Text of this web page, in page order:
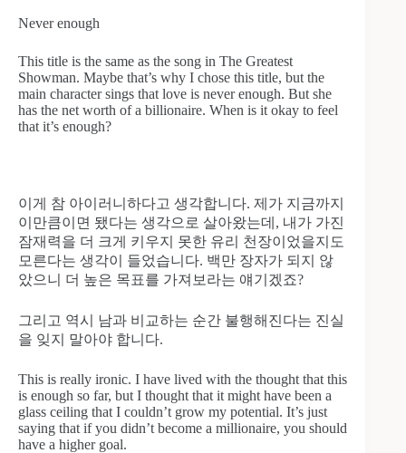
Never enough
This title is the same as the song in The Greatest
Showman. Maybe that’s why I chose this title, but the
main character sings that love is never enough. But she
has the net worth of a billionaire. When is it okay to feel
that it’s enough?
이게 참 아이러니하다고 생각합니다. 제가 지금까지
이만큼이면 됐다는 생각으로 살아왔는데, 내가 가진
잠재력을 더 크게 키우지 못한 유리 천장이었을지도
모른다는 생각이 들었습니다. 백만 장자가 되지 않
았으니 더 높은 목표를 가져보라는 얘기겠죠?
그리고 역시 남과 비교하는 순간 불행해진다는 진실
을 잊지 말아야 합니다.
This is really ironic. I have lived with the thought that this
is enough so far, but I thought that it might have been a
glass ceiling that I couldn’t grow my potential. It’s just
saying that if you didn’t become a millionaire, you should
have a higher goal.